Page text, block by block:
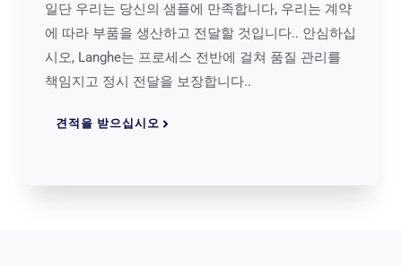
일단 우리는 당신의 샘플에 만족합니다, 우리는 계약
에 따라 부품을 생산하고 전달할 것입니다.. 안심하십
시오, Langhe는 프로세스 전반에 걸쳐 품질 관리를
책임지고 정시 전달을 보장합니다..
견적을 받으십시오